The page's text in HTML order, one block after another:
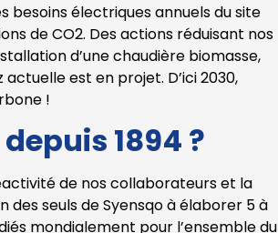
besoins électriques annuels du site
de CO2. Des actions réduisant nos
d’une chaudière biomasse,
est en projet. D’ici 2030,
!
1894 ?
de nos collaborateurs et la
seuls de Syensqo à élaborer 5 à
mondialement pour l’ensemble du